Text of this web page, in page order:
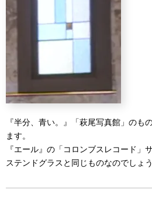
『半分、青い。』「萩尾写真館」のも
ます。
『エール』の「コロンブスレコード」
ステンドグラスと同じものなのでしょう